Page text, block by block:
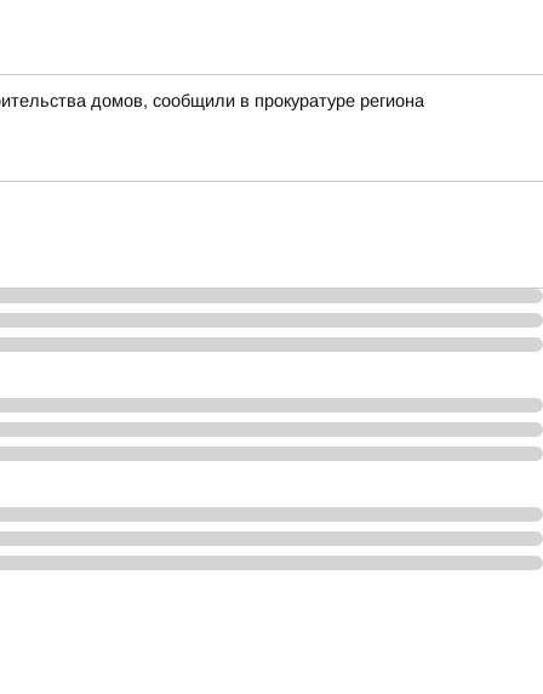
домов, сообщили в прокуратуре региона